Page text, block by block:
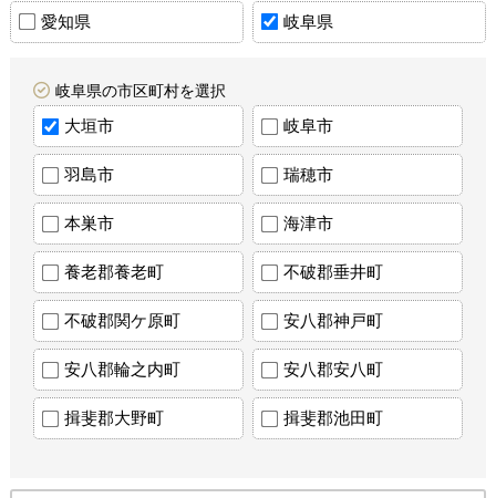
愛知県 岐阜県
岐阜県の市区町村を選択
大垣市 岐阜市
羽島市 瑞穂市
本巣市 海津市
養老郡養老町 不破郡垂井町
不破郡関ケ原町 安八郡神戸町
安八郡輪之内町 安八郡安八町
揖斐郡大野町 揖斐郡池田町